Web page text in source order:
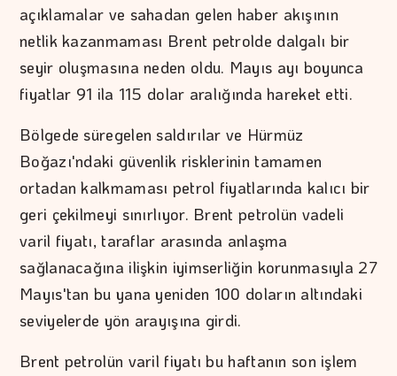
açıklamalar ve sahadan gelen haber akışının
netlik kazanmaması Brent petrolde dalgalı bir
seyir oluşmasına neden oldu. Mayıs ayı boyunca
fiyatlar 91 ila 115 dolar aralığında hareket etti.
Bölgede süregelen saldırılar ve Hürmüz
Boğazı'ndaki güvenlik risklerinin tamamen
ortadan kalkmaması petrol fiyatlarında kalıcı bir
geri çekilmeyi sınırlıyor. Brent petrolün vadeli
varil fiyatı, taraflar arasında anlaşma
sağlanacağına ilişkin iyimserliğin korunmasıyla 27
Mayıs'tan bu yana yeniden 100 doların altındaki
seviyelerde yön arayışına girdi.
Brent petrolün varil fiyatı bu haftanın son işlem